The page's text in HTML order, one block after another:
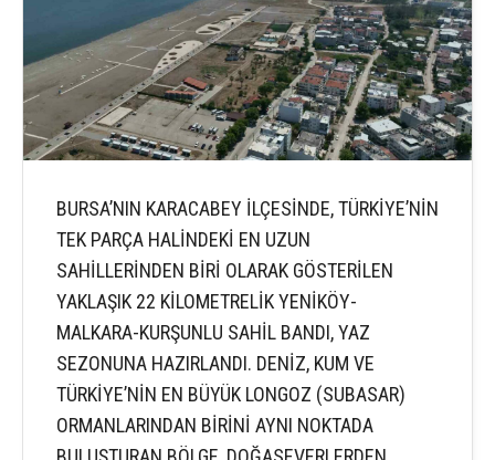
BURSA’NIN KARACABEY İLÇESİNDE, TÜRKİYE’NİN
TEK PARÇA HALİNDEKİ EN UZUN
SAHİLLERİNDEN BİRİ OLARAK GÖSTERİLEN
YAKLAŞIK 22 KİLOMETRELİK YENİKÖY-
MALKARA-KURŞUNLU SAHİL BANDI, YAZ
SEZONUNA HAZIRLANDI. DENİZ, KUM VE
TÜRKİYE’NİN EN BÜYÜK LONGOZ (SUBASAR)
ORMANLARINDAN BİRİNİ AYNI NOKTADA